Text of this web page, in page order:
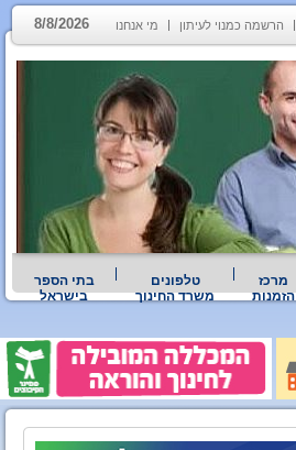
הרשמה כמנוי לעיתון מי אנחנו 8/8/2026
מרכז
הזמנות
טלפונים
משרד החינוך
בתי הספר
בישראל